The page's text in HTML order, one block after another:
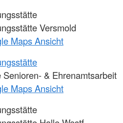
Versmold
Maps Ansicht
& Ehrenamtsarbeit
Maps Ansicht